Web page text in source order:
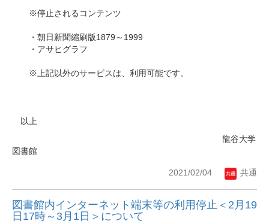
※停止されるコンテンツ
・朝日新聞縮刷版1879～1999
・アサヒグラフ
※上記以外のサービスは、利用可能です。
以上
龍谷大学
図書館
2021/02/04 共通
図書館内インターネット端末等の利用停止＜2月19
日17時～3月1日＞について